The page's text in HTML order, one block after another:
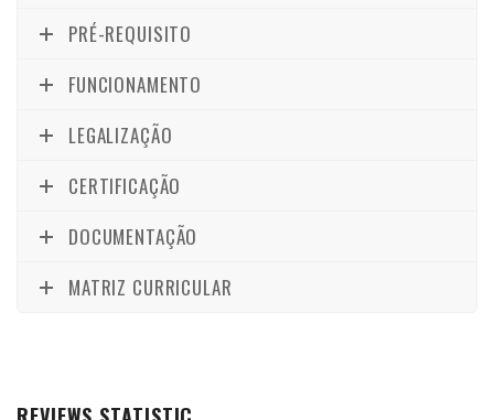
PRÉ-REQUISITO
FUNCIONAMENTO
LEGALIZAÇÃO
CERTIFICAÇÃO
DOCUMENTAÇÃO
MATRIZ CURRICULAR